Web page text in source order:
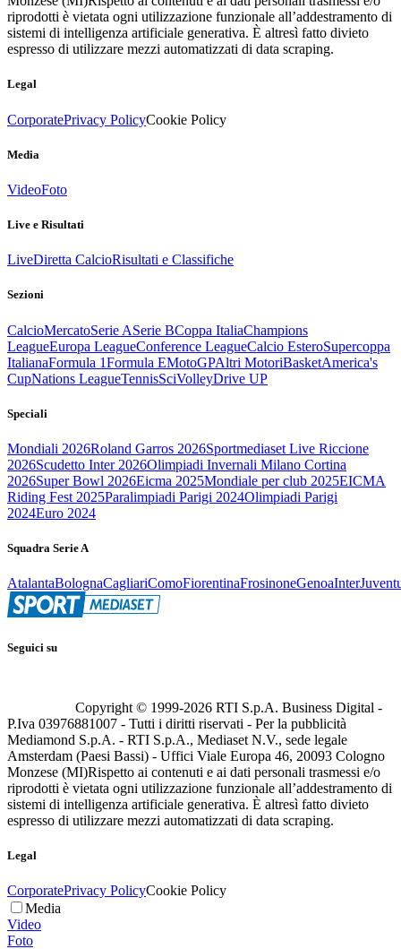
riprodotti è vietata ogni utilizzazione funzionale all’addestramento di
sistemi di intelligenza artificiale generativa. È altresì fatto divieto
espresso di utilizzare mezzi automatizzati di data scraping.
Legal
CorporatePrivacy PolicyCookie Policy
Media
VideoFoto
Live e Risultati
LiveDiretta CalcioRisultati e Classifiche
Sezioni
CalcioMercatoSerie ASerie BCoppa ItaliaChampions
LeagueEuropa LeagueConference LeagueCalcio EsteroSupercoppa
ItalianaFormula 1Formula EMotoGPAltri MotoriBasketAmerica's
CupNations LeagueTennisSciVolleyDrive UP
Speciali
Mondiali 2026Roland Garros 2026Sportmediaset Live Riccione
2026Scudetto Inter 2026Olimpiadi Invernali Milano Cortina
2026Super Bowl 2026Eicma 2025Mondiale per club 2025EICMA
Riding Fest 2025Paralimpiadi Parigi 2024Olimpiadi Parigi
2024Euro 2024
Squadra Serie A
AtalantaBolognaCagliariComoFiorentinaFrosinoneGenoaInter
Seguici su
Copyright © 1999-2026 RTI S.p.A. Business Digital -
P.Iva 03976881007 - Tutti i diritti riservati - Per la pubblicità
Mediamond S.p.A. - RTI S.p.A., Mediaset N.V., sede legale
Amsterdam (Paesi Bassi) - Uffici Viale Europa 46, 20093 Cologno
Monzese (MI)Rispetto ai contenuti e ai dati personali trasmessi e/o
riprodotti è vietata ogni utilizzazione funzionale all’addestramento di
sistemi di intelligenza artificiale generativa. È altresì fatto divieto
espresso di utilizzare mezzi automatizzati di data scraping.
Legal
CorporatePrivacy PolicyCookie Policy
Media
Video
Foto